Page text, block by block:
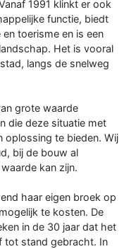
1991 klinkt er ook
functie, biedt
toerisme en is een
Het is vooral
langs de snelweg
grote waarde
die deze situatie met
oplossing te bieden. Wij
bij de bouw al
kan zijn.
haar eigen broek op
te kosten. De
in de 30 jaar dat het
tot stand gebracht. In